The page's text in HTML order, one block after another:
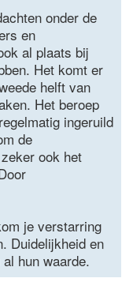
onder de
en
al plaats bij
Het komt er
helft van
Het beroep
ingeruild
de
ook het
je verstarring
Duidelijkheid en
hun waarde.